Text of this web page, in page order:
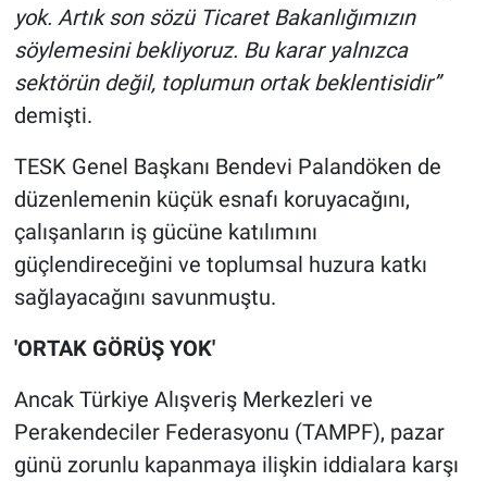
yok. Artık son sözü Ticaret Bakanlığımızın
söylemesini bekliyoruz. Bu karar yalnızca
sektörün değil, toplumun ortak beklentisidir”
demişti.
TESK Genel Başkanı Bendevi Palandöken de
düzenlemenin küçük esnafı koruyacağını,
çalışanların iş gücüne katılımını
güçlendireceğini ve toplumsal huzura katkı
sağlayacağını savunmuştu.
'ORTAK GÖRÜŞ YOK'
Ancak Türkiye Alışveriş Merkezleri ve
Perakendeciler Federasyonu (TAMPF), pazar
günü zorunlu kapanmaya ilişkin iddialara karşı